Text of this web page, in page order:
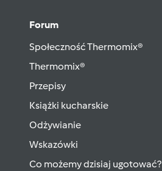
Forum
Społeczność Thermomix®
Thermomix®
Przepisy
Książki kucharskie
Odżywianie
Wskazówki
Co możemy dzisiaj ugotować?